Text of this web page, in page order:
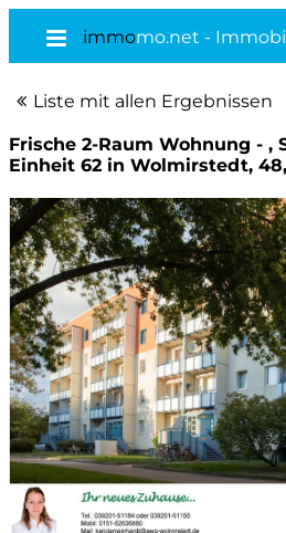
immomo.net -
Liste mit allen Ergebnissen
Frische 2-Raum Wohnung - ,
Einheit 62 in Wolmirstedt,